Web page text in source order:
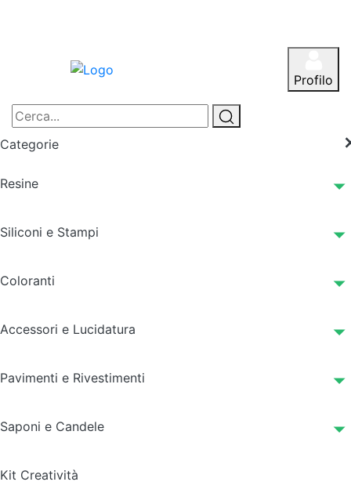
Profilo
Categorie
Resine
Siliconi e Stampi
Coloranti
Accessori e Lucidatura
Pavimenti e Rivestimenti
Saponi e Candele
Kit Creatività